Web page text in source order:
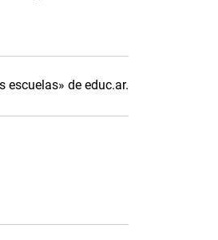
escuelas» de educ.ar.